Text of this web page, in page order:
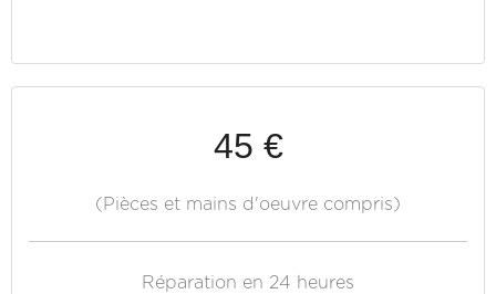
45 €
(Pièces et mains d'oeuvre compris)
Réparation en 24 heures